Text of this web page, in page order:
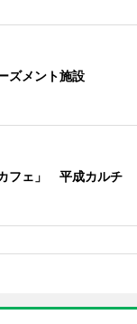
ズメント施設
フェ」 平成カルチ